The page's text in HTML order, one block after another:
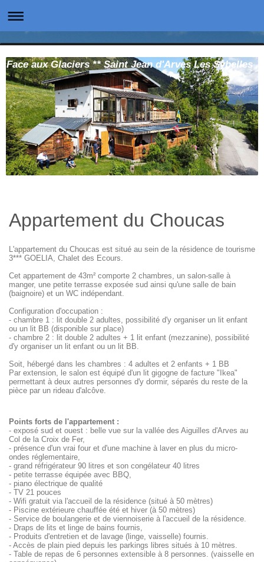
Face aux Glaciers ** Saint Jean d'Arves Les Sybelles
Appartement du Choucas
L'appartement du Choucas est situé au sein de la résidence de tourisme
3*** GOELIA, Chalet des Ecours.
Cet appartement de 43m² comporte 2 chambres, un salon-salle à
manger, une petite terrasse exposée sud ainsi qu'une salle de bain
(baignoire) et un WC indépendant.
Configuration d'occupation :
- chambre 1 : lit double 2 adultes, possibilité d'y organiser un lit enfant
ou un lit BB (disponible sur place)
- chambre 2 : lit double 2 adultes + 1 lit enfant (mezzanine), possibilité
d'y organiser un lit enfant ou un lit BB.
Soit, hébergé dans les chambres : 4 adultes et 2 enfants + 1 BB
Par extension, le salon est équipé d'un lit gigogne de facture "Ikea"
permettant à deux autres personnes d'y dormir, séparés du reste de la
pièce par un rideau d'alcôve.
Points forts de l'appartement :
- exposé sud et ouest : belle vue sur la vallée des Aiguilles d'Arves au
Col de la Croix de Fer,
- présence d'un vrai four et d'une machine à laver en plus du micro-
ondes réglementaire,
- grand réfrigérateur 90 litres et son congélateur 40 litres
- petite terrasse équipée avec BBQ,
- piano électrique de qualité
- TV 21 pouces
- Wifi gratuit via l'accueil de la résidence (situé à 50 mètres)
- Piscine extérieure chauffée été et hiver (à 50 mètres)
- Service de boulangerie et de viennoiserie à l'accueil de la résidence.
- Draps de lits et linge de bains fournis,
- Produits d'entretien et de lavage (linge, vaisselle) fournis.
- Accès de plain pied depuis les parkings libres situés à 10 mètres.
- Table de repas de 6 personnes extensible à 8 personnes. (vaisselle en